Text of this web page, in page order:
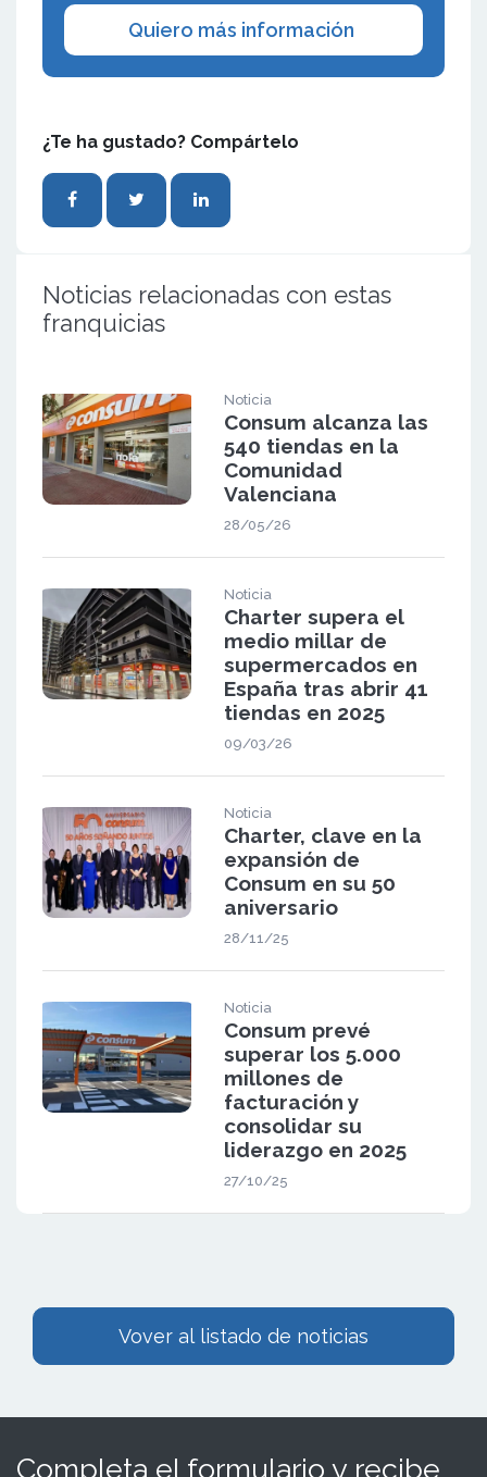
Quiero más información
¿Te ha gustado? Compártelo
Noticias relacionadas con estas
franquicias
Noticia
Consum alcanza las
540 tiendas en la
Comunidad
Valenciana
28/05/26
Noticia
Charter supera el
medio millar de
supermercados en
España tras abrir 41
tiendas en 2025
09/03/26
Noticia
Charter, clave en la
expansión de
Consum en su 50
aniversario
28/11/25
Noticia
Consum prevé
superar los 5.000
millones de
facturación y
consolidar su
liderazgo en 2025
27/10/25
Vover al listado de noticias
Completa el formulario y recibe